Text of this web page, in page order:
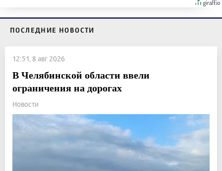
ПОСЛЕДНИЕ НОВОСТИ
12:51, 8 авг 2026
В Челябинской области ввели
ограничения на дорогах
Новости